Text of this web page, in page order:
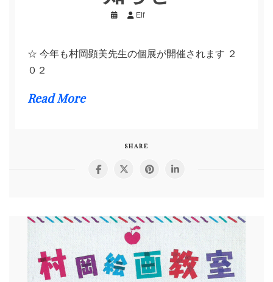
Elf
☆ 今年も村岡顕美先生の個展が開催されます ２
０２
Read More
SHARE